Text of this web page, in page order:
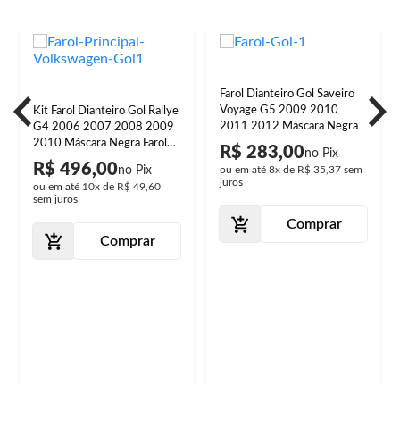
Kit Farol Dianteiro Gol Rallye
G4 2006 2007 2008 2009
2010 Máscara Negra Farol
Milha
R$ 496,00
ou em até 10x de R$ 49,60
sem juros
Comprar
Farol Dianteiro Gol Saveiro
Voyage G5 2009 2010
2011 2012 Máscara Negra
R$ 283,00
ou em até 8x de R$ 35,37 sem
juros
Comprar